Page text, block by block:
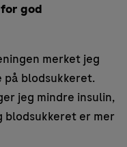
god
merket jeg
blodsukkeret.
jeg mindre insulin,
blodsukkeret er mer